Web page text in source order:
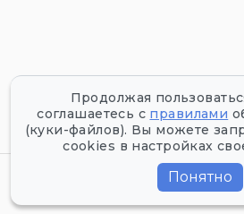
Все права защищены ©
Политика конфиденциальности
Продолжая
соглашаетесь с правилами
(куки-файлов). Вы можете
cookies в настройках
Понятно